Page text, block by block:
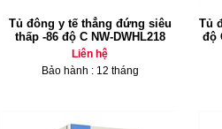
Tủ đông y tế thẳng đứng siêu
thấp -86 độ C NW-DWHL218
Liên hệ
Bảo hành : 12 tháng
Tủ
độ